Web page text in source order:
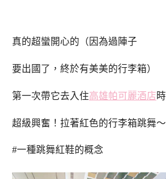
真的超蠻開心的（因為過陣子
要出國了，終於有美美的行李箱）
第一次帶它去入住高雄帕可麗酒店時
超級興奮！拉著紅色的行李箱跳舞～
#一種跳舞紅鞋的概念